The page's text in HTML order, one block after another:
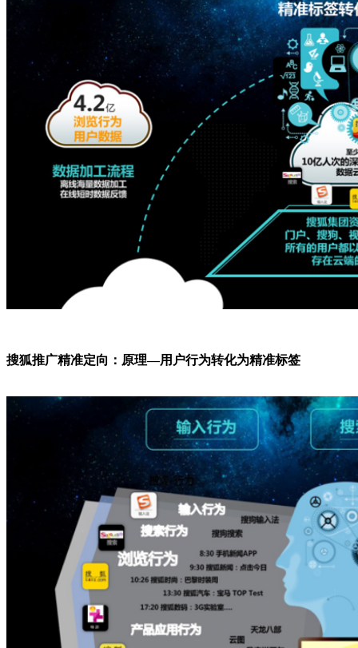
搜狐推广精准定向：原理—用户行为转化为精准标签